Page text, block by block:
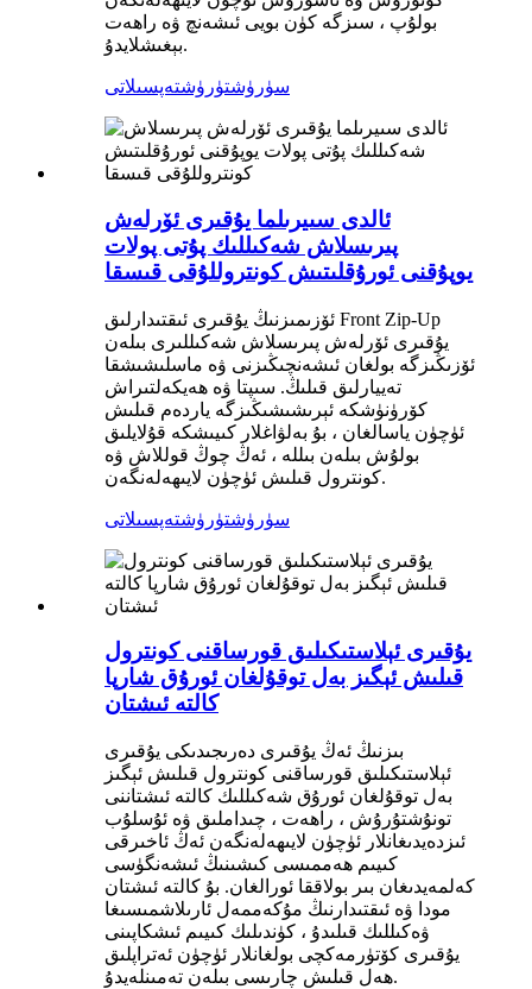
بولۇپ ، سىزگە كۈن بويى ئىشەنچ ۋە راھەت
بېغىشلايدۇ.
سۈرۈشتۈرۈشتەپسىلاتى
ئالدى سىيرىلما يۇقىرى ئۆرلەش
پىرىسلاش شەكىللىك پۇتى پولات
يوپۇقنى ئورۇقلىتىش كونتروللۇقى قىسقا
ئۆزىمىزنىڭ يۇقىرى ئىقتىدارلىق Front Zip-Up
يۇقىرى ئۆرلەش پىرىسلاش شەكىللىرى بىلەن
ئۆزىڭىزگە بولغان ئىشەنچىڭىزنى ۋە ماسلىشىشقا
تەييارلىق قىلىڭ. سىپتا ۋە ھەيكەلتىراش
كۆرۈنۈشكە ئېرىشىشىڭىزگە ياردەم قىلىش
ئۈچۈن ياسالغان ، بۇ بەلۋاغلار كىيىشكە قۇلايلىق
بولۇش بىلەن بىللە ، ئەڭ چوڭ قوللاش ۋە
كونترول قىلىش ئۈچۈن لايىھەلەنگەن.
سۈرۈشتۈرۈشتەپسىلاتى
يۇقىرى ئېلاستىكىلىق قورساقنى كونترول
قىلىش ئېگىز بەل توقۇلغان ئورۇق شارپا
كالتە ئىشتان
بىزنىڭ ئەڭ يۇقىرى دەرىجىدىكى يۇقىرى
ئېلاستىكىلىق قورساقنى كونترول قىلىش ئېگىز
بەل توقۇلغان ئورۇق شەكىللىك كالتە ئىشتاننى
تونۇشتۇرۇش ، راھەت ، چىداملىق ۋە ئۇسلۇب
ئىزدەيدىغانلار ئۈچۈن لايىھەلەنگەن ئەڭ ئاخىرقى
كىيىم ھەممىسى كىشىنىڭ ئىشەنگۈسى
كەلمەيدىغان بىر بولاققا ئورالغان. بۇ كالتە ئىشتان
مودا ۋە ئىقتىدارنىڭ مۇكەممەل ئارىلاشمىسىغا
ۋەكىللىك قىلىدۇ ، كۈندىلىك كىيىم ئىشكاپىنى
يۇقىرى كۆتۈرمەكچى بولغانلار ئۈچۈن ئەتراپلىق
ھەل قىلىش چارىسى بىلەن تەمىنلەيدۇ.